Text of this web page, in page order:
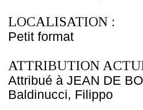
LOCALISATION :
Petit format
ATTRIBUTION
Attribué à JEAN DE
Baldinucci, Filippo